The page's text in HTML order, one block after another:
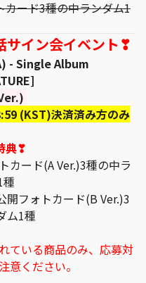
ード3種の中ランダム1
イン会イベント❣
- Single Album
(KST)決済済み方のみ
典❣
カード(A Ver.)3種の中ラ
種
フォトカード(B Ver.)3
ム1種
ている商品のみ、応募対
意ください。